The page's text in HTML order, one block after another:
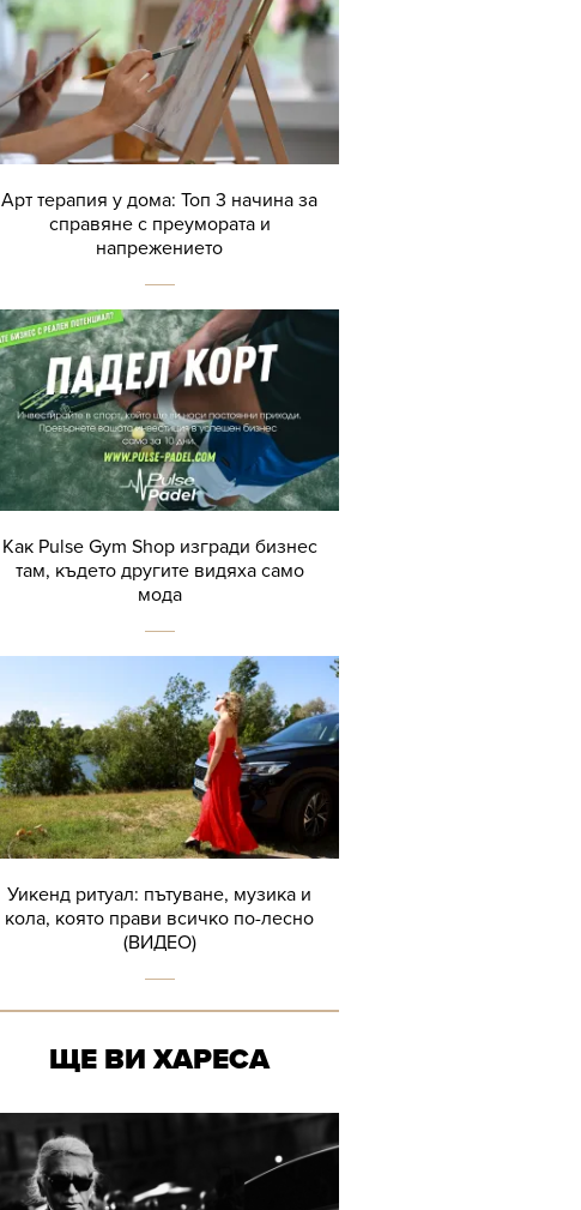
Арт терапия у дома: Топ 3 начина за
справяне с преумората и
напрежението
Как Pulse Gym Shop изгради бизнес
там, където другите видяха само
мода
Уикенд ритуал: пътуване, музика и
кола, която прави всичко по-лесно
(ВИДЕО)
ЩЕ ВИ ХАРЕСА